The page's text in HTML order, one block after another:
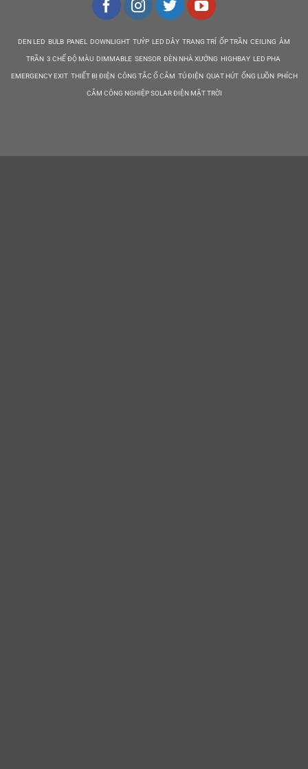
DEN LED BULB PANEL DOWNLIGHT TUÝP LED DÂY TRANG TRÍ ỐP TRẦN CEILING ÂM
TRẦN 3 CHẾ ĐỘ MÀU DIMMABLE SENSOR ĐÈN NHÀ XƯỞNG HIGHBAY LED PHA
EMERGENCY EXIT THIẾT BỊ ĐIỆN CÔNG TẮC Ổ CẮM TỦ ĐIỆN QUẠT HÚT ỐNG LUỒN PHÍCH
CẮM CÔNG NGHIỆP SOLAR ĐIỆN MẶT TRỜI